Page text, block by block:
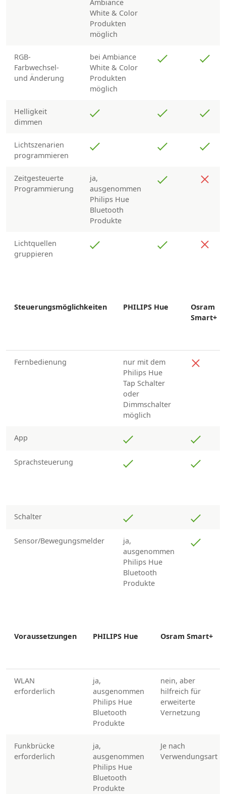
Ambiance
White & Color
Produkten
möglich
RGB-
Farbwechsel-
und Änderung
bei Ambiance
White & Color
Produkten
möglich
Helligkeit
dimmen
Lichtszenarien
programmieren
Zeitgesteuerte
Programmierung
ja,
ausgenommen
Philips Hue
Bluetooth
Produkte
Lichtquellen
gruppieren
Steuerungsmöglichkeiten PHILIPS Hue
Osram
Smart+
Fernbedienung
nur mit dem
Philips Hue
Tap Schalter
oder
Dimmschalter
möglich
App
Sprachsteuerung
Schalter
Sensor/Bewegungsmelder
ja,
ausgenommen
Philips Hue
Bluetooth
Produkte
Voraussetzungen PHILIPS Hue Osram Smart+
WLAN
erforderlich
ja,
ausgenommen
Philips Hue
Bluetooth
Produkte
nein, aber
hilfreich für
erweiterte
Vernetzung
Funkbrücke
erforderlich
ja,
ausgenommen
Philips Hue
Bluetooth
Produkte
Je nach
Verwendungsart